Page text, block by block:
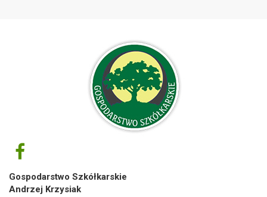
Gospodarstwo Szkółkarskie
Andrzej Krzysiak